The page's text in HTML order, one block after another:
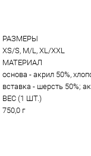
РАЗМЕРЫ
XS/S, M/L, XL/XXL
МАТЕРИАЛ
основа - акрил 50%,
вставка - шерсть 50%;
ВЕС (1 ШТ.)
750,0 г